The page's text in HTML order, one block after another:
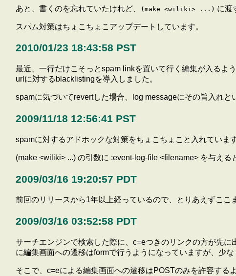
あと、書くのを忘れていたけれど、 (make <wiliki> ...) に渡
スパム対策はちょこちょこアップデートしています。
2010/01/23 18:43:58 PST
最近、一行だけこそっとspam linkを置いて行く編集が入るよ
urlに対するblacklistingを導入しました。
spamに気づいてrevertした場合、log messageにその旨入れ
2009/11/18 12:56:41 PST
spamに対するアドホックな対策をちょこちょこと入れています
(make <wiliki> ...) の引数に :event-log-file <filename> を与え
2009/03/16 19:20:57 PDT
前回のリリースから1年以上経っているので、とりあえずここ
2009/03/16 03:52:58 PDT
サーチエンジンで検索した際に、c=eつきのリンクの方が先
に編集画面への遷移はformで行うようになっていますが、少
そこで、c=eによる編集画面への遷移はPOSTのみを許容す